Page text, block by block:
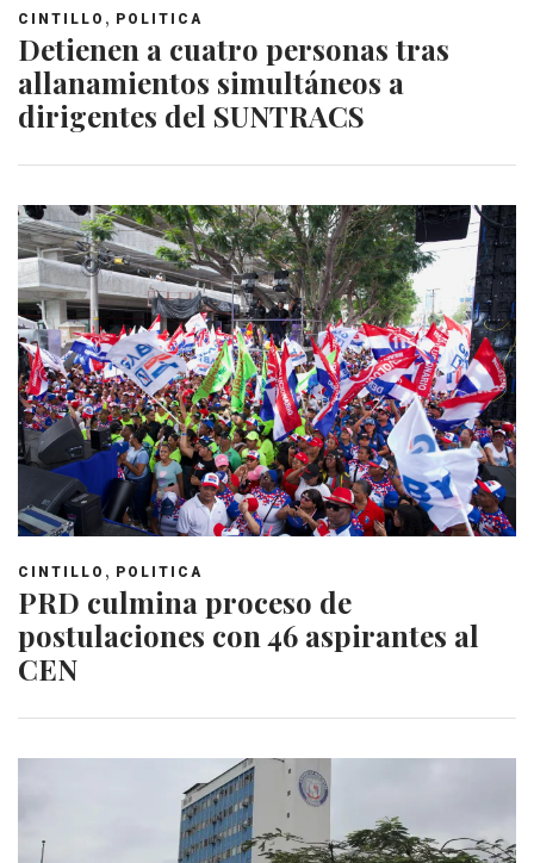
CINTILLO , POLITICA
Detienen a cuatro personas tras
allanamientos simultáneos a
dirigentes del SUNTRACS
CINTILLO , POLITICA
PRD culmina proceso de
postulaciones con 46 aspirantes al
CEN